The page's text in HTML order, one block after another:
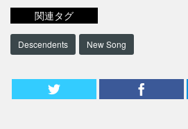
関連タグ
Descendents New Song